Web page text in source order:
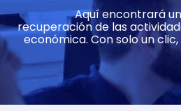
Aquí encontrará
recuperación de las
económica. Con solo un